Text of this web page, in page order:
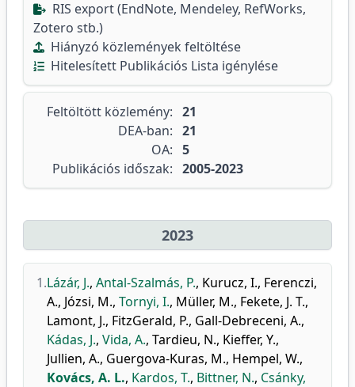
RIS export (EndNote, Mendeley, RefWorks,
Zotero stb.)
Hiányzó közlemények feltöltése
Hitelesített Publikációs Lista igénylése
Feltöltött közlemény: 21
DEA-ban: 21
OA: 5
Publikációs időszak: 2005-2023
2023
1.Lázár, J., Antal-Szalmás, P., Kurucz, I., Ferenczi,
A., Józsi, M., Tornyi, I., Müller, M., Fekete, J. T.,
Lamont, J., FitzGerald, P., Gall-Debreceni, A.,
Kádas, J., Vida, A., Tardieu, N., Kieffer, Y.,
Jullien, A., Guergova-Kuras, M., Hempel, W.,
Kovács, A. L., Kardos, T., Bittner, N., Csánky,